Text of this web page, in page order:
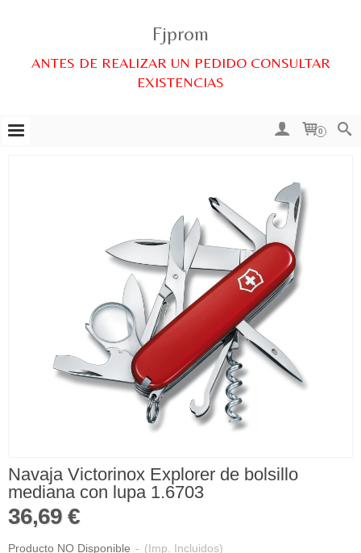
Fjprom
ANTES DE REALIZAR UN PEDIDO CONSULTAR
EXISTENCIAS
0
Navaja Victorinox Explorer de bolsillo
mediana con lupa 1.6703
36,69 €
Producto NO Disponible - (Imp. Incluidos)